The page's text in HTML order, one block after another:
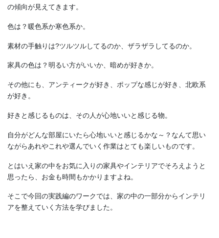
の傾向が見えてきます。
色は？暖色系か寒色系か。
素材の手触りは?ツルツルしてるのか、ザラザラしてるのか。
家具の色は？明るい方がいいか、暗めが好きか。
その他にも、アンティークが好き、ポップな感じが好き、北欧系
が好き。
好きと感じるものは、その人が心地いいと感じる物。
自分がどんな部屋にいたら心地いいと感じるかな～？なんて思い
ながらあれやこれや選んでいく作業はとても楽しいものです。
とはいえ家の中をお気に入りの家具やインテリアでそろえようと
思ったら、お金も時間もかかりますよね。
そこで今回の実践編のワークでは、家の中の一部分からインテリ
アを整えていく方法を学びました。